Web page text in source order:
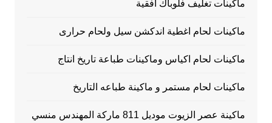
ماكينات تغليف فلوباك افقية
ماكينات لحام اغطية اندكشن سيل ولحام حرارى
ماكينات لحام اكياس وماكينات طباعة تاريخ انتاج
ماكينات لحام مستمر و ماكينة طباعه التاريخ
ماكينة عصر الزيوت موديل 811 ماركة المهندس منسي